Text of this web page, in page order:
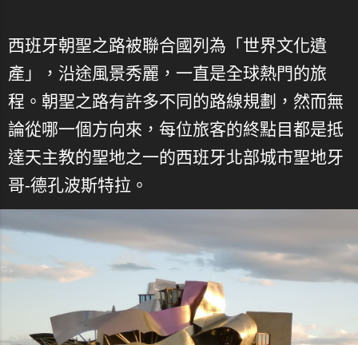
西班牙朝聖之路被聯合國列為「世界文化遺
產」，沿途風景秀麗，一直是全球熱門的旅
程。朝聖之路有許多不同的路線規劃，然而無
論從哪一個方向來，每位旅客的終點目都是抵
達天主教的聖地之一的西班牙北部城市聖地牙
哥-德孔波斯特拉。